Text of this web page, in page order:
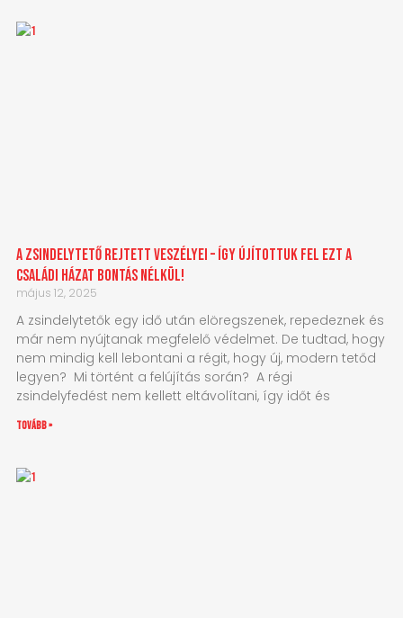
A zsindelytető rejtett veszélyei – Így újítottuk fel ezt a
családi házat bontás nélkül!
május 12, 2025
A zsindelytetők egy idő után elöregszenek, repedeznek és
már nem nyújtanak megfelelő védelmet. De tudtad, hogy
nem mindig kell lebontani a régit, hogy új, modern tetőd
legyen? Mi történt a felújítás során? A régi
zsindelyfedést nem kellett eltávolítani, így időt és
tovább »